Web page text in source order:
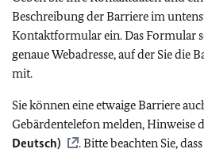
Beschreibung der Barriere im
Kontaktformular ein. Das Formular
genaue Webadresse, auf der Sie die
mit.
Sie können eine etwaige Barriere
Gebärdentelefon melden, Hinweise
Deutsch)
. Bitte beachten Sie,